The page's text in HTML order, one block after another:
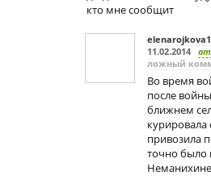
кто мне сообщит
11.02.2014
ложный
Во время
после
ближнем
курировала
привозила
точно было